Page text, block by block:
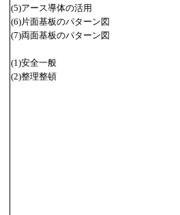
(5)アース導体の活用
(6)片面基板のパターン図
(7)両面基板のパターン図
(1)安全一般
(2)整理整頓